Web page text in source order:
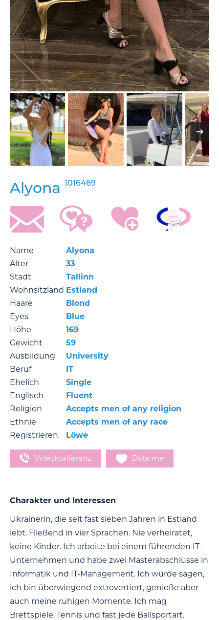
Alyona 1016469
Name
Alyona
Alter
33
Stadt
Tallinn
Wohnsitzland Estland
Haare
Blond
Eyes
Blue
Höhe
169
Gewicht
59
Ausbildung
University
Beruf
IT
Ehelich
Single
Englisch
Fluent
Religion
Accepts men of any religion
Ethnie
Accepts men of any race
Registrieren
Löwe
Videokonferenz Date me
Charakter und Interessen
Ukrainerin, die seit fast sieben Jahren in Estland
lebt. Fließend in vier Sprachen. Nie verheiratet,
keine Kinder. Ich arbeite bei einem führenden IT-
Unternehmen und habe zwei Masterabschlüsse in
Informatik und IT-Management. Ich würde sagen,
ich bin überwiegend extrovertiert, genieße aber
auch meine ruhigen Momente. Ich mag
Brettspiele, Tennis und fast jede Ballsportart.